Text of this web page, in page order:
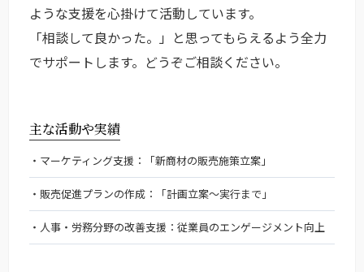
ような支援を心掛けて活動しています。
「相談して良かった。」と思ってもらえるよう全力
でサポートします。どうぞご相談ください。
主な活動や実績
マーケティング支援：「新商材の販売施策立案」
販売促進プランの作成：「計画立案～実行まで」
人事・労務分野の改善支援：従業員のエンゲージメント向上